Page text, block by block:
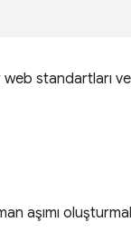
standartları
aşımı